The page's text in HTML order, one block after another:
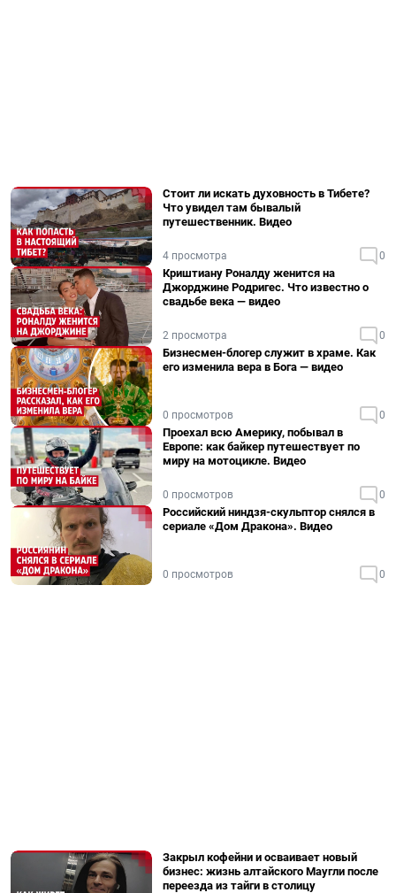
Стоит ли искать духовность в Тибете?
Что увидел там бывалый
путешественник. Видео
4 просмотра 0
Криштиану Роналду женится на
Джорджине Родригес. Что известно о
свадьбе века — видео
2 просмотра 0
Бизнесмен-блогер служит в храме. Как
его изменила вера в Бога — видео
0 просмотров 0
Проехал всю Америку, побывал в
Европе: как байкер путешествует по
миру на мотоцикле. Видео
0 просмотров 0
Российский ниндзя-скульптор снялся в
сериале «Дом Дракона». Видео
0 просмотров 0
Закрыл кофейни и осваивает новый
бизнес: жизнь алтайского Маугли после
переезда из тайги в столицу